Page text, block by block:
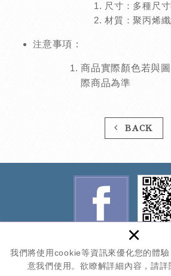
我們將使用cookie等資訊來優化您的體
意我們使用。欲瞭解詳細內容，請詳
×
尺寸：多種尺
材質：聚丙烯
注意事項：
商品實際顏色若與
際商品為準
BACK
Copyright © NEWSCAN All Rights
權保護政策